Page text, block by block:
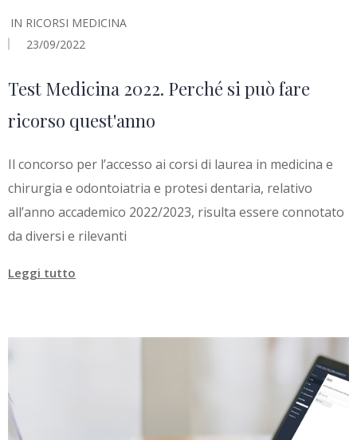
IN RICORSI MEDICINA
23/09/2022
Test Medicina 2022. Perché si può fare
ricorso quest'anno
Il concorso per l’accesso ai corsi di laurea in medicina e
chirurgia e odontoiatria e protesi dentaria, relativo
all’anno accademico 2022/2023, risulta essere connotato
da diversi e rilevanti
Leggi tutto